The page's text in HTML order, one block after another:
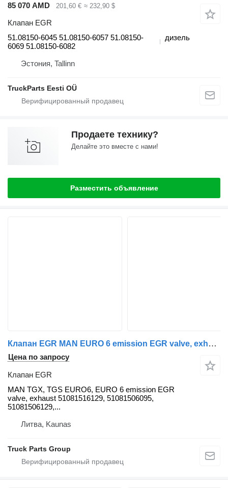
85 070 AMD 201,60 € ≈ 232,90 $
Клапан EGR
51.08150-6045 51.08150-6057 51.08150-
6069 51.08150-6082
дизель
Эстония, Tallinn
TruckParts Eesti OÜ
Продаете технику?
Делайте это вместе с нами!
Разместить объявление
Клапан EGR MAN EURO 6 emission EGR valve, exhaust valve MAN для тягача MAN TGX, TGS, TGA, TGL, TGM
Цена по запросу
Клапан EGR
MAN TGX, TGS EURO6, EURO 6 emission EGR
valve, exhaust 51081516129, 51081506095,
51081506129,...
Литва, Kaunas
Truck Parts Group